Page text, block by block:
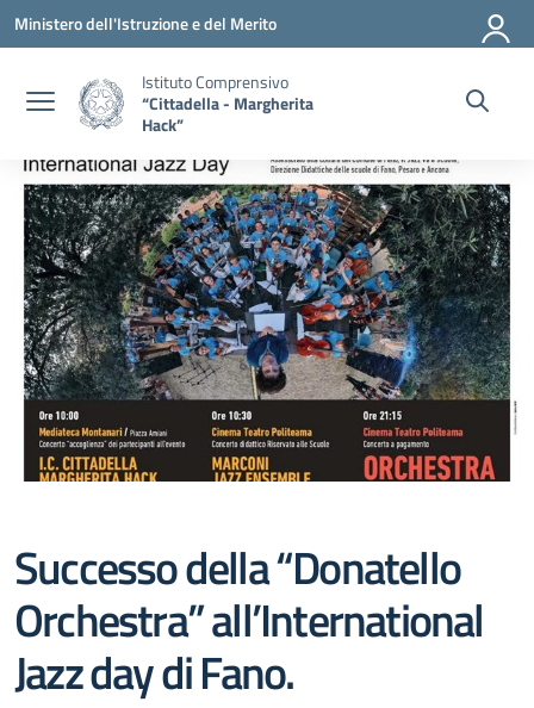
Vai ai contenuti
Vai al menu di navigazione
Vai al footer
Ministero dell'Istruzione e del Merito
Istituto Comprensivo
“Cittadella - Margherita
Hack”
Successo della “Donatello
Orchestra” all’International
Jazz day di Fano.